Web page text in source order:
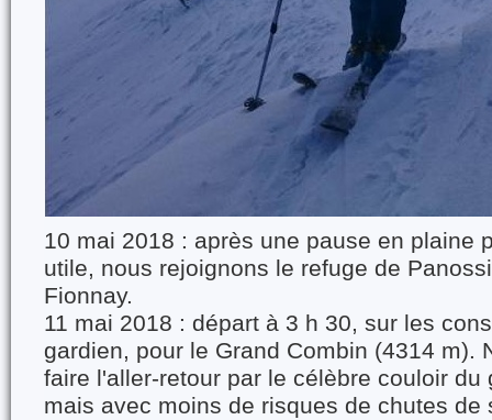
10 mai 2018 : après une pause en plaine
utile, nous rejoignons le refuge de
Fionnay.
11 mai 2018 : départ à 3 h 30, sur les
gardien, pour le Grand Combin (4314 m).
faire l'aller-retour par le célèbre couloir du
mais avec moins de risques de chutes de